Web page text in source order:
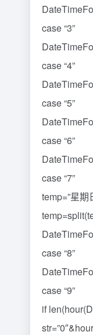
case “3”
case “4”
case “5”
case “6”
case “7”
temp=”星
case “8”
case “9”
if